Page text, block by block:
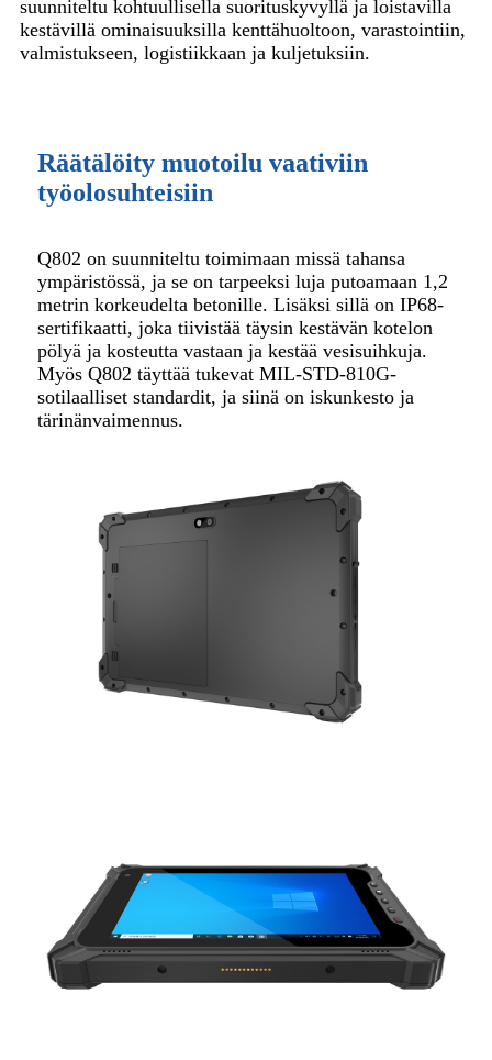
suunniteltu kohtuullisella suorituskyvyllä ja loistavilla
kestävillä ominaisuuksilla kenttähuoltoon, varastointiin,
valmistukseen, logistiikkaan ja kuljetuksiin.
Räätälöity muotoilu vaativiin
työolosuhteisiin
Q802 on suunniteltu toimimaan missä tahansa
ympäristössä, ja se on tarpeeksi luja putoamaan 1,2
metrin korkeudelta betonille. Lisäksi sillä on IP68-
sertifikaatti, joka tiivistää täysin kestävän kotelon
pölyä ja kosteutta vastaan ​​ja kestää vesisuihkuja.
Myös Q802 täyttää tukevat MIL-STD-810G-
sotilaalliset standardit, ja siinä on iskunkesto ja
tärinänvaimennus.